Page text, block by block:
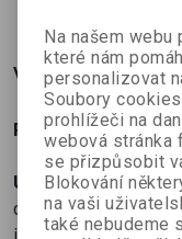
Více o knize
Pohodlné držení
Užijte si čtení bez
držák na palec,
Na našem
které nám
personalizovat
Soubory
prohlížeči na
webová stránka
se přizpůsobit
Blokování
na vaši
také nebudeme